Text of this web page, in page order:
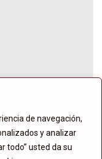
de navegación,
y analizar
todo” usted da su